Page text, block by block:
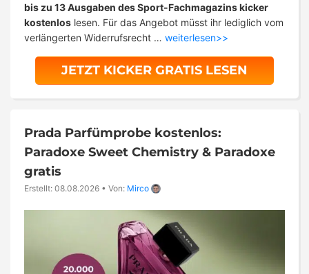
bis zu 13 Ausgaben des Sport-Fachmagazins kicker
kostenlos lesen. Für das Angebot müsst ihr lediglich vom
verlängerten Widerrufsrecht … weiterlesen>>
JETZT KICKER GRATIS LESEN
Prada Parfümprobe kostenlos:
Paradoxe Sweet Chemistry & Paradoxe
gratis
Erstellt: 08.08.2026 • Von: Mirco